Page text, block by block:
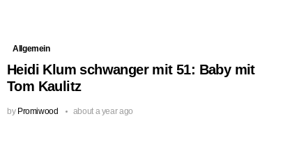
Allgemein
Heidi Klum schwanger mit 51: Baby mit
Tom Kaulitz
by Promiwood about a year ago